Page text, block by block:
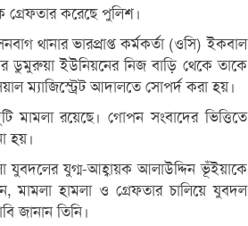
গ্রেফতার করেছে পুলিশ।
থানার ভারপ্রাপ্ত কর্মকর্তা (ওসি) ইকবাল
ডুমুরুয়া ইউনিয়নের নিজ বাড়ি থেকে তাকে
ম্যাজিস্ট্রেট আদালতে সোপর্দ করা হয়।
রয়েছে। গোপন সংবাদের ভিত্তিতে
হয়।
যুবদলের যুগ্ম-আহ্বায়ক আলাউদ্দিন ভূঁইয়াকে
মামলা হামলা ও গ্রেফতার চালিয়ে যুবদল
জানান তিনি।